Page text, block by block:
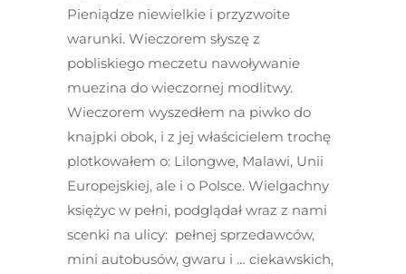
Pieniądze niewielkie i przyzwoite
warunki. Wieczorem słyszę z
pobliskiego meczetu nawoływanie
muezina do wieczornej modlitwy.
Wieczorem wyszedłem na piwko do
knajpki obok, i z jej właścicielem trochę
plotkowałem o: Lilongwe, Malawi, Unii
Europejskiej, ale i o Polsce. Wielgachny
księżyc w pełni, podglądał wraz z nami
scenki na ulicy: pełnej sprzedawców,
mini autobusów, gwaru i … ciekawskich,